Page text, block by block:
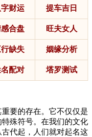
字财运 提车吉日
合盘 旺夫女人
缺失 姻缘分析
配对 塔罗测试
要的存在。它不仅仅是
殊符号。在我们的文化
代起，人们就对起名这